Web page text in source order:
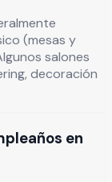
(mesas y
salones
decoración
en